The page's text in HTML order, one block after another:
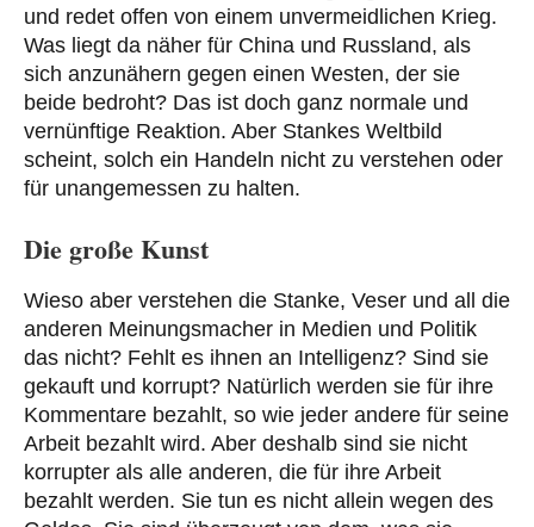
und redet offen von einem unvermeidlichen Krieg.
Was liegt da näher für China und Russland, als
sich anzunähern gegen einen Westen, der sie
beide bedroht? Das ist doch ganz normale und
vernünftige Reaktion. Aber Stankes Weltbild
scheint, solch ein Handeln nicht zu verstehen oder
für unangemessen zu halten.
Die große Kunst
Wieso aber verstehen die Stanke, Veser und all die
anderen Meinungsmacher in Medien und Politik
das nicht? Fehlt es ihnen an Intelligenz? Sind sie
gekauft und korrupt? Natürlich werden sie für ihre
Kommentare bezahlt, so wie jeder andere für seine
Arbeit bezahlt wird. Aber deshalb sind sie nicht
korrupter als alle anderen, die für ihre Arbeit
bezahlt werden. Sie tun es nicht allein wegen des